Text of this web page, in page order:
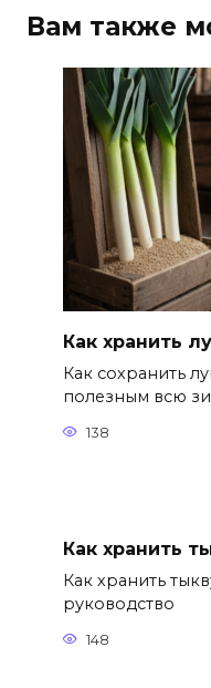
Вам также
Как хранить
Как сохранить
полезным всю
138
Как хранить
Как хранить
руководство
148